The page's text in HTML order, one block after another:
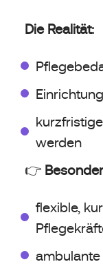
Die Realität:
werden
👉
flexible,
ambulante